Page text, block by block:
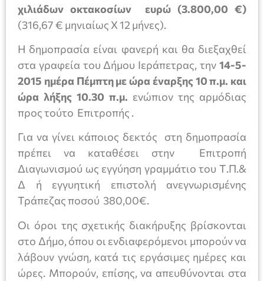
χιλιάδων οκτακοσίων ευρώ (3.800,00 €)
(316,67 € μηνιαίως Χ 12 μήνες).
Η δημοπρασία είναι φανερή και θα διεξαχθεί
στα γραφεία του Δήμου Ιεράπετρας, την 14-5-
2015 ημέρα Πέμπτη με ώρα έναρξης 10 π.μ. και
ώρα λήξης 10.30 π.μ. ενώπιον της αρμόδιας
προς τούτο Επιτροπής .
Για να γίνει κάποιος δεκτός στη δημοπρασία
πρέπει να καταθέσει στην Επιτροπή
Διαγωνισμού ως εγγύηση γραμμάτιο του Τ.Π.&
Δ ή εγγυητική επιστολή ανεγνωρισμένης
Τράπεζας ποσού 380,00€.
Οι όροι της σχετικής διακήρυξης βρίσκονται
στο Δήμο, όπου οι ενδιαφερόμενοι μπορούν να
λάβουν γνώση, κατά τις εργάσιμες ημέρες και
ώρες. Μπορούν, επίσης, να απευθύνονται στα